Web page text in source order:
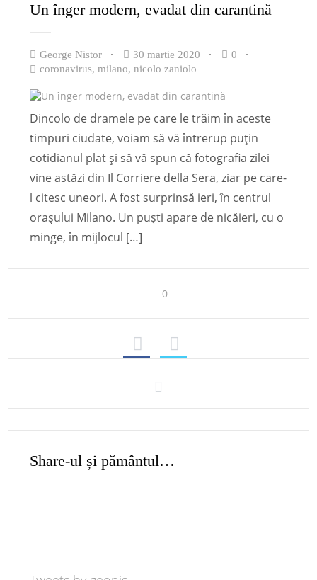
Un înger modern, evadat din carantină
George Nistor 30 martie 2020
0
coronavirus,milano,nicolo zaniolo
Dincolo de dramele pe care le trăim în aceste
timpuri ciudate, voiam să vă întrerup puțin
cotidianul plat și să vă spun că fotografia zilei
vine astăzi din Il Corriere della Sera, ziar pe care-
l citesc uneori. A fost surprinsă ieri, în centrul
orașului Milano. Un puști apare de nicăieri, cu o
minge, în mijlocul […]
0
Share-ul și pământul…